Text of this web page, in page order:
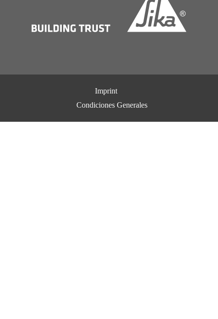
Imprint
Condiciones Generales